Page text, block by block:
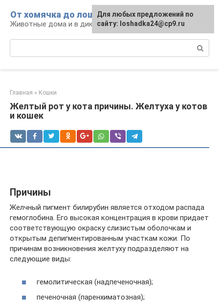
контенту
От хомячка до лошади
Животные дома и в дикой природе
Главная » Кошки
Желтый рот у кота причины. Желтуха у котов
и кошек
Причины
Желчный пигмент билирубин является отходом распада
гемоглобина. Его высокая концентрация в крови придает
соответствующую окраску слизистым оболочкам и
открытым депигментированным участкам кожи. По
причинам возникновения желтуху подразделяют на
следующие виды:
гемолитическая (надпеченочная);
печеночная (паренхиматозная);
Для любых предложений по
сайту: loshadka24@cp9.ru